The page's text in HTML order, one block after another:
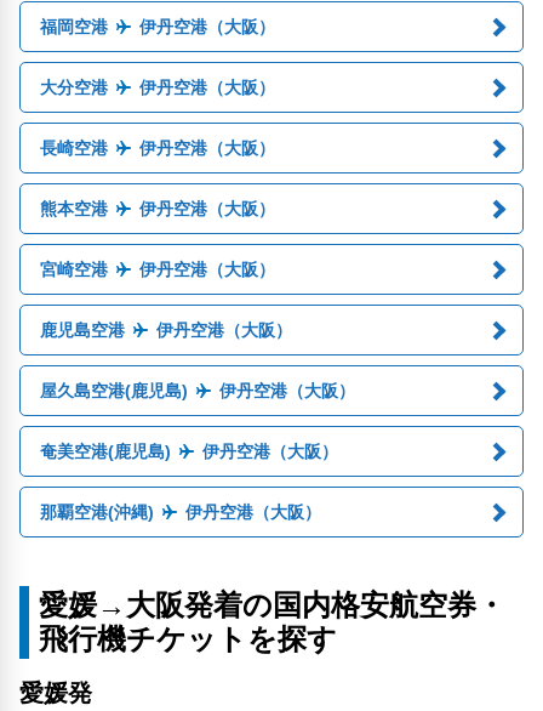
福岡空港 伊丹空港（大阪）
大分空港 伊丹空港（大阪）
長崎空港 伊丹空港（大阪）
熊本空港 伊丹空港（大阪）
宮崎空港 伊丹空港（大阪）
鹿児島空港 伊丹空港（大阪）
屋久島空港(鹿児島) 伊丹空港（大阪）
奄美空港(鹿児島) 伊丹空港（大阪）
那覇空港(沖縄) 伊丹空港（大阪）
愛媛→大阪発着の国内格安航空券・
飛行機チケットを探す
愛媛発